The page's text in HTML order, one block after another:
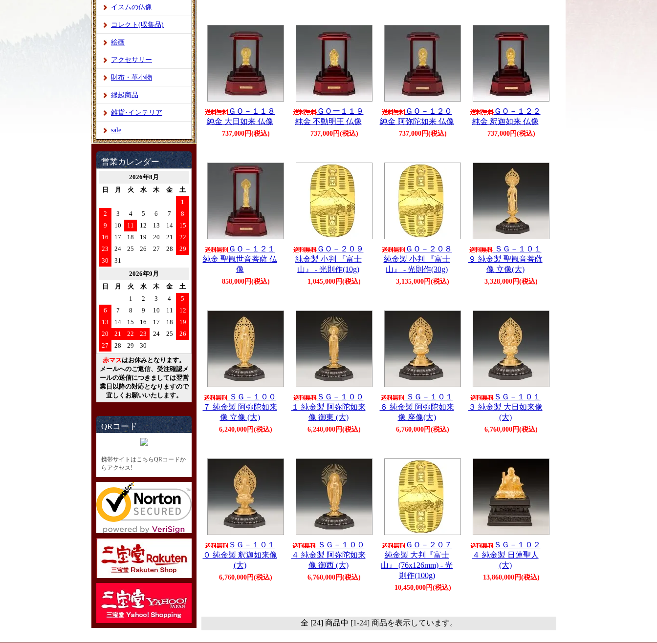
イスムの仏像
コレクト(収集品)
絵画
アクセサリー
財布・革小物
縁起商品
雑貨･インテリア
sale
営業カレンダー
2026年8月
日
月 火 水 木 金
土
1
2
3 4 5 6 7
8
9
10 11 12 13 14
15
16
17 18 19 20 21
22
23
24 25 26 27 28
29
30
31
2026年9月
日
月 火 水 木 金
土
1
2 3 4
5
6
7 8 9 10 11
12
13
14 15 16 17 18
19
20
21 22 23 24 25
26
27
28 29
30
赤マスはお休みとなります。
メールへのご返信、受注確認メ
ールの送信につきましては翌営
業日以降の対応となりますので
宜しくお願いいたします。
QRコード
携帯サイトはこちらQRコードか
らアクセス!
ＧＯ－１１８
純金 大日如来 仏像
737,000円(税込)
ＧＯー１１９
純金 不動明王 仏像
737,000円(税込)
ＧＯ－１２０
純金 阿弥陀如来 仏像
737,000円(税込)
ＧＯ－１２２
純金 釈迦如来 仏像
737,000円(税込)
ＧＯ－１２１
純金 聖観世音菩薩 仏
像
858,000円(税込)
ＧＯ－２０９
純金製 小判 『富士
山』 - 光則作(10g)
1,045,000円(税込)
ＧＯ－２０８
純金製 小判 『富士
山』 - 光則作(30g)
3,135,000円(税込)
ＳＧ－１０１
９ 純金製 聖観音菩薩
像 立像(大)
3,328,000円(税込)
ＳＧ－１００
７ 純金製 阿弥陀如来
像 立像 (大)
6,240,000円(税込)
ＳＧ－１００
１ 純金製 阿弥陀如来
像 御東 (大)
6,240,000円(税込)
ＳＧ－１０１
６ 純金製 阿弥陀如来
像 座像(大)
6,760,000円(税込)
ＳＧ－１０１
３ 純金製 大日如来像
(大)
6,760,000円(税込)
ＳＧ－１０１
０ 純金製 釈迦如来像
(大)
6,760,000円(税込)
ＳＧ－１００
４ 純金製 阿弥陀如来
像 御西 (大)
6,760,000円(税込)
ＧＯ－２０７
純金製 大判『富士
山』 (76x126mm) - 光
則作(100g)
10,450,000円(税込)
ＳＧ－１０２
４ 純金製 日蓮聖人
(大)
13,860,000円(税込)
全 [24] 商品中 [1-24] 商品を表示しています。